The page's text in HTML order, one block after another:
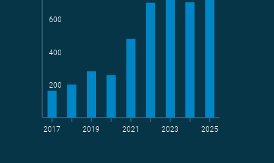
-Vermeidung
2017 2019 2021 2023 2025
200
400
600